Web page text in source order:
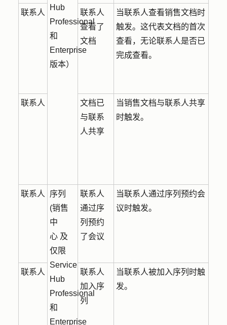
Hub
Professional
和
Enterprise
版本）
联系人
联系人
查看了
文档
当联系人查看销售文档时
触发。这代表文档的首次
查看，无论联系人是否已
完成查看。
联系人
文档已
与联系
人共享
当销售文档与联系人共享
时触发。
联系人
序列
(销售
中
心 及
仅限
Service
Hub
Professional
和
Enterprise
联系人
通过序
列预约
了会议
当联系人通过序列预约会
议时触发。
联系人
联系人
加入序
列
当联系人被加入序列时触
发。